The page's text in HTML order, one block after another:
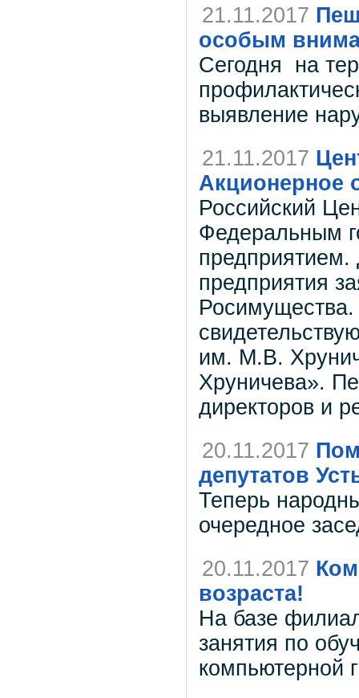
21.11.2017
особым
Сегодня на
выявление
21.11.2017
Акционерное
Российский
Федеральным
предприятием.
предприятия
им. М.В.
Хруничева».
директоров и
20.11.2017
депутатов
Теперь
очередное
20.11.2017
возраста!
На базе
занятия по
компьютерной